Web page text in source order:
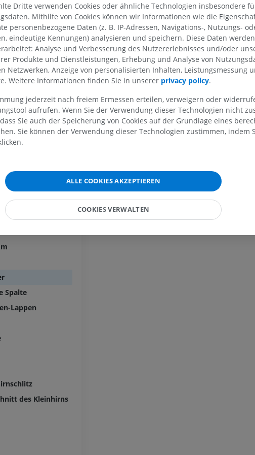
Kleinhirns
II - H X]
Spalte
Lappen
des Kleinhirns
MRT
PREMIUM
MRT des Ellenbogens
MRT
PREMIUM
MRT
PREMIUM
PREMIUM
Obere Extremität
Abbildungen
PREMIUM
Fotografie
MRT der unteren
MRT
PREMIUM
Hüft-MRT
MRT
PREMIUM
Knie-MRT
MRT
PREMIUM
CT-Arthrogramm
MRT des Sprunggelenks
des Rückfußes
Dritte verwenden Cookies oder ähnliche Technologien insbesondere
Mithilfe von Cookies können wir Informationen wie die
personenbezogene Daten (z. B. IP-Adressen, Navigations-, Nutzungs-
eindeutige Kennungen) analysieren und speichern. Diese Daten
Analyse und Verbesserung des Nutzererlebnisses und/oder
Produkte und Dienstleistungen, Erhebung und Analyse von
Netzwerken, Anzeige von personalisierten Inhalten, Leistungsmessung
Weitere Informationen finden Sie in unserer privacy policy.
jederzeit nach freiem Ermessen erteilen, verweigern oder
aufrufen. Wenn Sie der Verwendung dieser Technologien nicht
Sie auch der Speicherung von Cookies auf der Grundlage eines
Sie können der Verwendung dieser Technologien zustimmen, indem
ALLE COOKIES AKZEPTIEREN
COOKIES VERWALTEN